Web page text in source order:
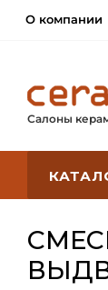
О компании
Салоны